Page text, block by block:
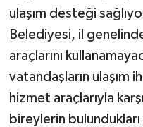
ulaşım desteği
Belediyesi, il
araçlarını
vatandaşların ulaşım
hizmet araçlarıyla
bireylerin